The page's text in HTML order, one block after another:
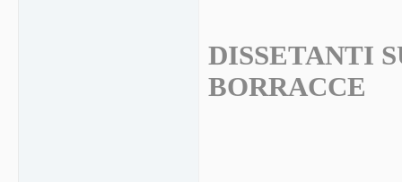
DISSETANTI
BORRACCE